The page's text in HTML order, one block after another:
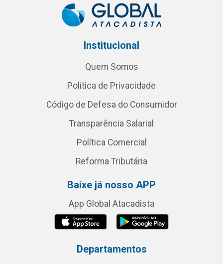
Institucional
Quem Somos
Política de Privacidade
Código de Defesa do Consumidor
Transparência Salarial
Política Comercial
Reforma Tributária
Baixe já nosso APP
App Global Atacadista
Departamentos